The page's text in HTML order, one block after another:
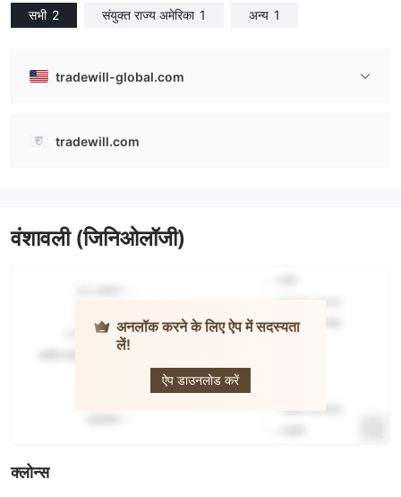
सभी 2 संयुक्त राज्य अमेरिका 1 अन्य 1
tradewill-global.com
tradewill.com
वंशावली (जिनिओलॉजी)
अनलॉक करने के लिए ऐप में सदस्यता
लें!
ऐप डाउनलोड करें
क्लोन्स